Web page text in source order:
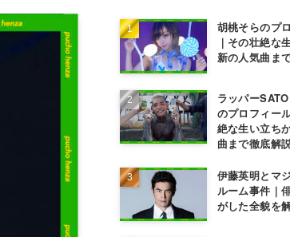
胡桃そらのプ
｜その壮絶な
新の人気曲ま
ラッパー
のプロフィー
絶な生い立ち
曲まで徹底解
伊藤英明とマ
ルーム事件｜
がした全貌を